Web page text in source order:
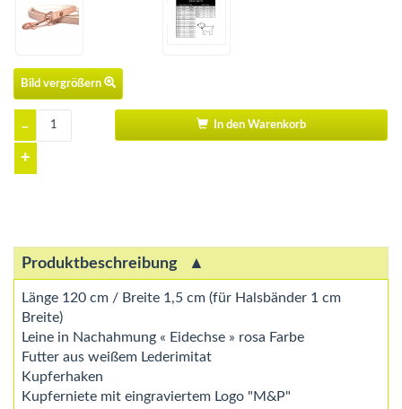
Bild vergrößern
–
+
In den Warenkorb
Produktbeschreibung
Länge 120 cm / Breite 1,5 cm (für Halsbänder 1 cm
Breite)
Leine in Nachahmung « Eidechse » rosa Farbe
Futter aus weißem Lederimitat
Kupferhaken
Kupferniete mit eingraviertem Logo "M&P"